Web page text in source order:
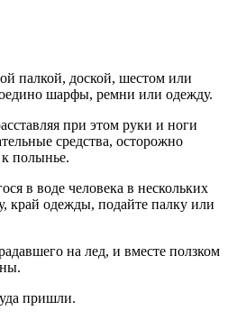
палкой, доской, шестом или
шарфы, ремни или одежду.
при этом руки и ноги
средства, осторожно
полынье.
в воде человека в нескольких
край одежды, подайте палку или
на лед, и вместе ползком
пришли.